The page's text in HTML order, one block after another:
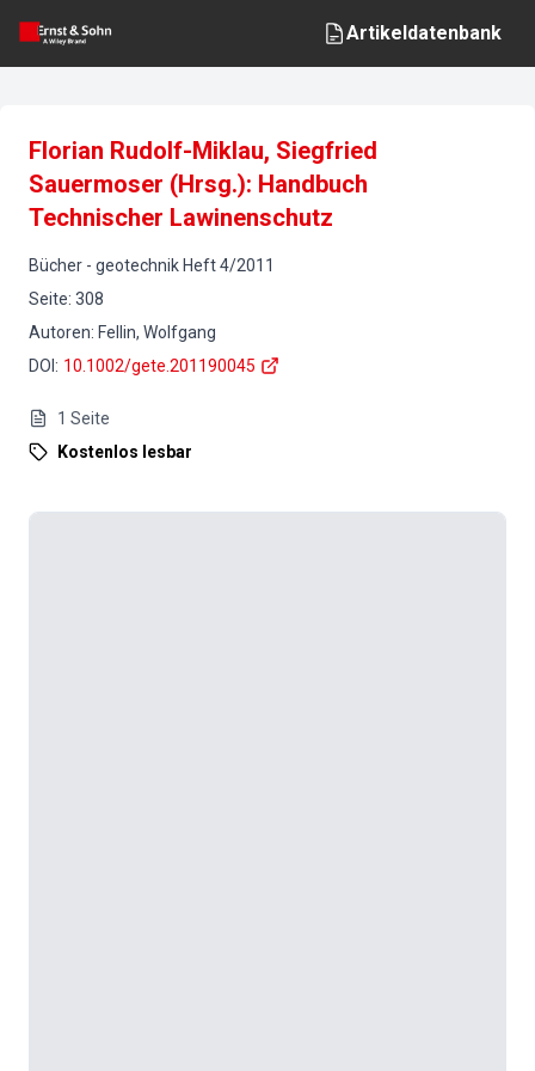
Artikeldatenbank
Florian Rudolf-Miklau, Siegfried
Sauermoser (Hrsg.): Handbuch
Technischer Lawinenschutz
Bücher - geotechnik Heft4/2011
Seite: 308
Autoren: Fellin, Wolfgang
DOI : 10.1002/gete.201190045
1 Seite
Kostenlos lesbar